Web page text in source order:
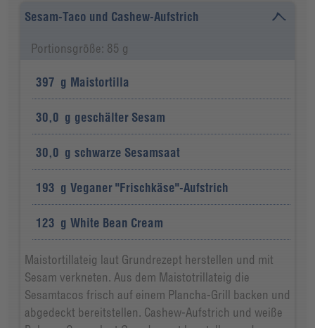
Sesam-Taco und Cashew-Aufstrich
Portionsgröße: 85 g
397 g Maistortilla
30,0 g geschälter Sesam
30,0 g schwarze Sesamsaat
193 g Veganer "Frischkäse"-Aufstrich
123 g White Bean Cream
Maistortillateig laut Grundrezept herstellen und mit
Sesam verkneten. Aus dem Maistotrillateig die
Sesamtacos frisch auf einem Plancha-Grill backen und
abgedeckt bereitstellen. Cashew-Aufstrich und weiße